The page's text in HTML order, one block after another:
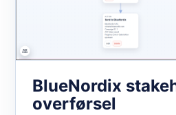
BlueNordix
overførsel